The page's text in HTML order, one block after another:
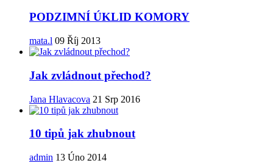
PODZIMNÍ ÚKLID KOMORY
mata.l 09 Říj 2013
Jak zvládnout přechod?
Jana Hlavacova 21 Srp 2016
10 tipů jak zhubnout
admin 13 Úno 2014